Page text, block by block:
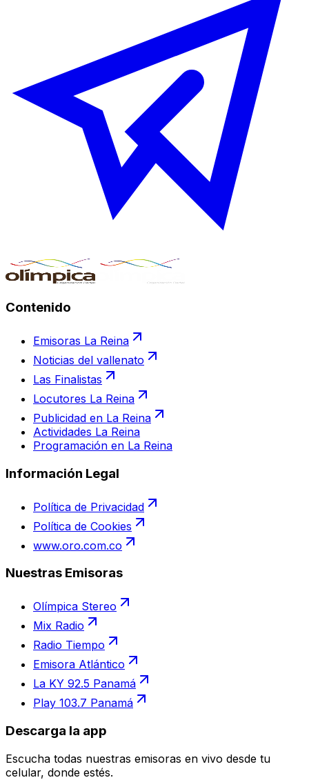
Contenido
Emisoras La Reina
Noticias del vallenato
Las Finalistas
Locutores La Reina
Publicidad en La Reina
Actividades La Reina
Programación en La Reina
Información Legal
Política de Privacidad
Política de Cookies
www.oro.com.co
Nuestras Emisoras
Olímpica Stereo
Mix Radio
Radio Tiempo
Emisora Atlántico
La KY 92.5 Panamá
Play 103.7 Panamá
Descarga la app
Escucha todas nuestras emisoras en vivo desde tu
celular, donde estés.